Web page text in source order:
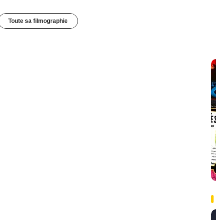
Toute sa filmographie